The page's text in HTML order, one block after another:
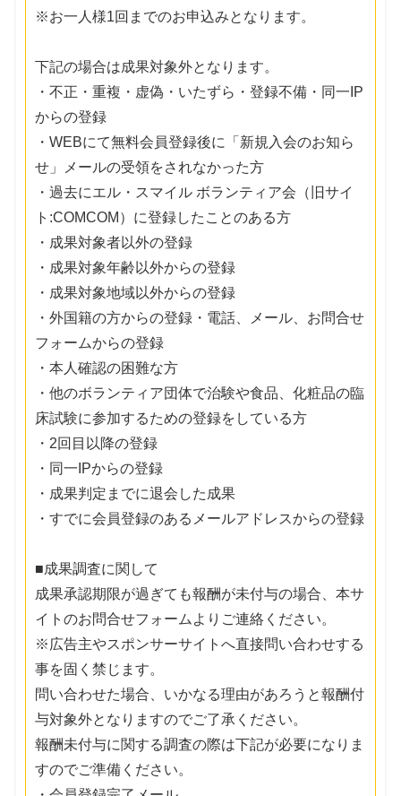
※お一人様1回までのお申込みとなります。
下記の場合は成果対象外となります。
・不正・重複・虚偽・いたずら・登録不備・同一IP
からの登録
・WEBにて無料会員登録後に「新規入会のお知ら
せ」メールの受領をされなかった方
・過去にエル・スマイル ボランティア会（旧サイ
ト:COMCOM）に登録したことのある方
・成果対象者以外の登録
・成果対象年齢以外からの登録
・成果対象地域以外からの登録
・外国籍の方からの登録・電話、メール、お問合せ
フォームからの登録
・本人確認の困難な方
・他のボランティア団体で治験や食品、化粧品の臨
床試験に参加するための登録をしている方
・2回目以降の登録
・同一IPからの登録
・成果判定までに退会した成果
・すでに会員登録のあるメールアドレスからの登録
■成果調査に関して
成果承認期限が過ぎても報酬が未付与の場合、本サ
イトのお問合せフォームよりご連絡ください。
※広告主やスポンサーサイトへ直接問い合わせする
事を固く禁じます。
問い合わせた場合、いかなる理由があろうと報酬付
与対象外となりますのでご了承ください。
報酬未付与に関する調査の際は下記が必要になりま
すのでご準備ください。